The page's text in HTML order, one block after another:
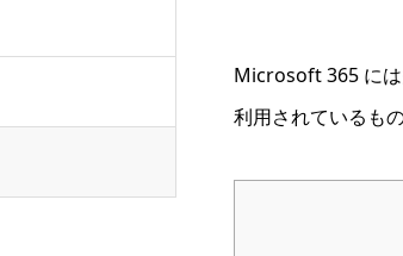
Microsoft 365 には
利用されているも